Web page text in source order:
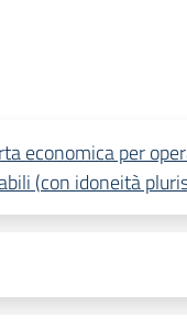
economica per
(con idoneità